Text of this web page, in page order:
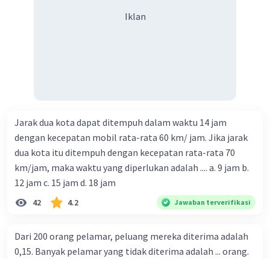
Iklan
Jarak dua kota dapat ditempuh dalam waktu 14 jam
dengan kecepatan mobil rata-rata 60 km/ jam. Jika jarak
dua kota itu ditempuh dengan kecepatan rata-rata 70
km/jam, maka waktu yang diperlukan adalah .... a. 9 jam b.
12 jam c. 15 jam d. 18 jam
42 4.2 Jawaban terverifikasi
Dari 200 orang pelamar, peluang mereka diterima adalah
0,15. Banyak pelamar yang tidak diterima adalah ... orang.